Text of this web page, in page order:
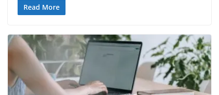
Read More